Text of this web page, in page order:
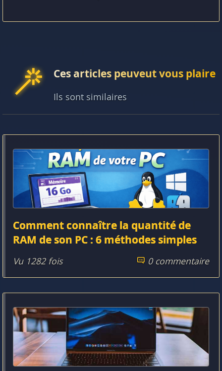
Ces articles peuveut vous plaire
Ils sont similaires
Comment connaître la quantité de
RAM de son PC : 6 méthodes simples
Vu 1282 fois 0 commentaire